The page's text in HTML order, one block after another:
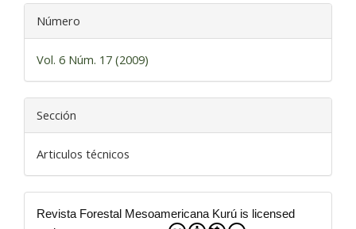
Número
Vol. 6 Núm. 17 (2009)
Sección
Articulos técnicos
Revista Forestal Mesoamericana Kurú is licensed